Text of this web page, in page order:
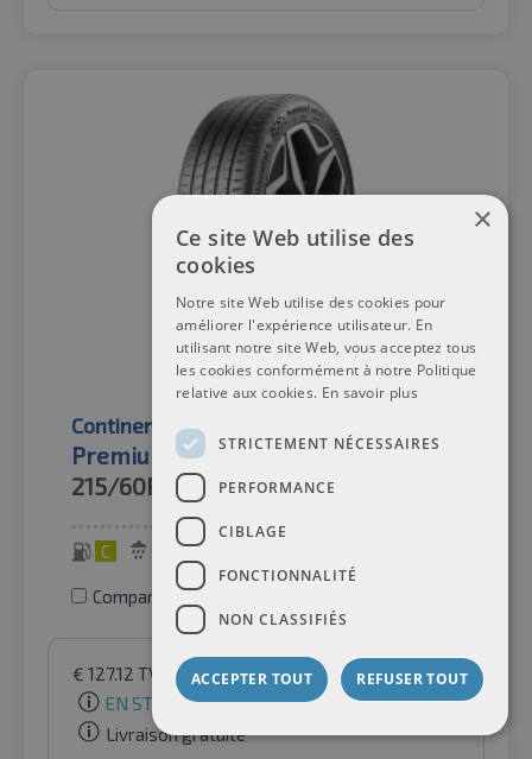
Continental
PremiumContact™ 7 FR BSW
215/60R17 96V
C
Comparer les pneus
€ 127.12 TVA inclusepar Auto-Raifen GmbH
EN STOCK
Livraison gratuite
×
Ce site Web utilise des
cookies
Notre site Web utilise des cookies pour
améliorer l'expérience utilisateur. En
utilisant notre site Web, vous acceptez tous
les cookies conformément à notre Politique
relative aux cookies. En savoir plus
STRICTEMENT NÉCESSAIRES
PERFORMANCE
CIBLAGE
FONCTIONNALITÉ
NON CLASSIFIÉS
ACCEPTER TOUT REFUSER TOUT